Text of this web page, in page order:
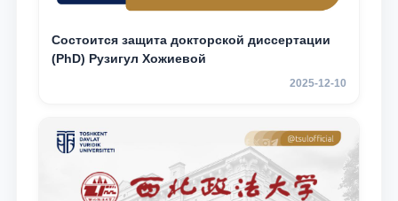
Состоится защита докторской диссертации
(PhD) Рузигул Xoжиевой
2025-12-10